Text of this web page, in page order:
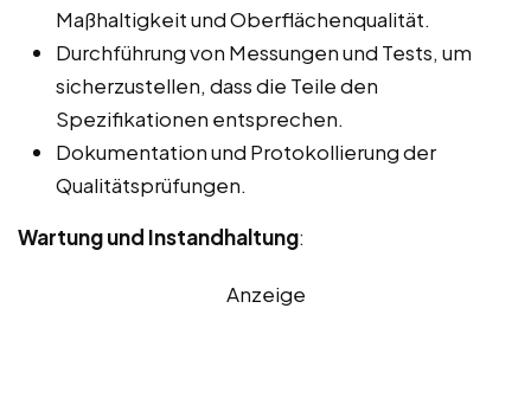
Maßhaltigkeit und Oberflächenqualität.
Durchführung von Messungen und Tests, um
sicherzustellen, dass die Teile den
Spezifikationen entsprechen.
Dokumentation und Protokollierung der
Qualitätsprüfungen.
Wartung und Instandhaltung:
Anzeige